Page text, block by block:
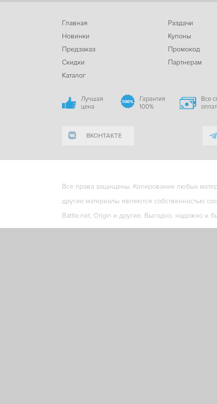
Главная
Новинки
Предзаказ
Скидки
Каталог
Раздачи
Купоны
Промокод
Партнерам
Лучшая
цена
Гарантия
100%
Все
ВКОНТАКТЕ
Все права защищены. Копирование любых
другие материалы являются собственностью
Battle.net, Origin и другие. Выгодно, надежно и